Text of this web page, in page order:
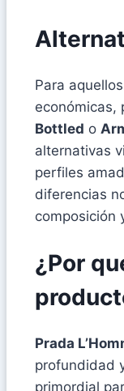
Para
económicas,
Bottled o
alternativas
perfiles
diferencias
composición
¿Por
Prada
profundidad
primordial